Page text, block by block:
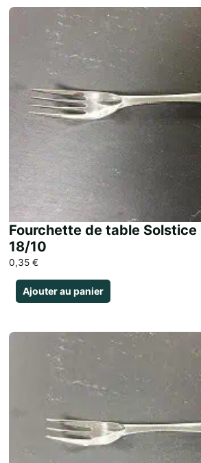
Fourchette de table Solstice
18/10
0,35 €
Ajouter au panier